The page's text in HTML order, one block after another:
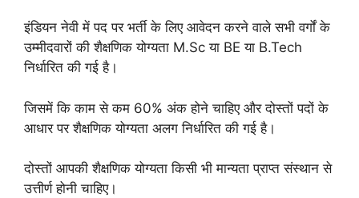
इंडियन नेवी में पद पर भर्ती के लिए आवेदन करने वाले सभी वर्गों के
उम्मीदवारों की शैक्षणिक योग्यता M.Sc या BE या B.Tech
निर्धारित की गई है।
जिसमें कि काम से कम 60% अंक होने चाहिए और दोस्तों पदों के
आधार पर शैक्षणिक योग्यता अलग निर्धारित की गई है।
दोस्तों आपकी शैक्षणिक योग्यता किसी भी मान्यता प्राप्त संस्थान से
उत्तीर्ण होनी चाहिए।